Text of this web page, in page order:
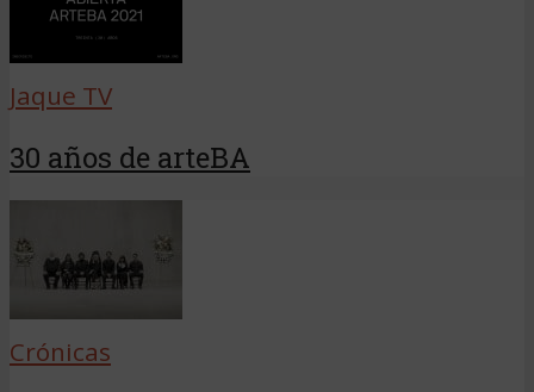
Jaque TV
30 años de arteBA
Crónicas